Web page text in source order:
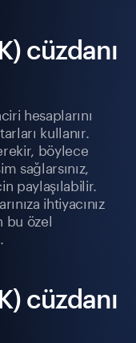
cüzdanı
hesaplarını
kullanır.
böylece
sağlarsınız,
paylaşılabilir.
ihtiyacınız
bu özel
cüzdanı